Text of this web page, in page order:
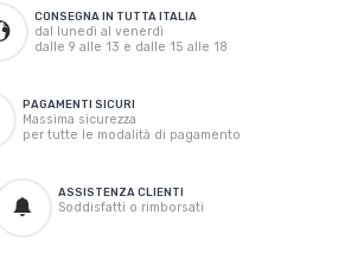
CONSEGNA IN TUTTA ITALIA
dal lunedì al venerdì
dalle 9 alle 13 e dalle 15 alle 18
PAGAMENTI SICURI
Massima sicurezza
per tutte le modalità di pagamento
ASSISTENZA CLIENTI
Soddisfatti o rimborsati